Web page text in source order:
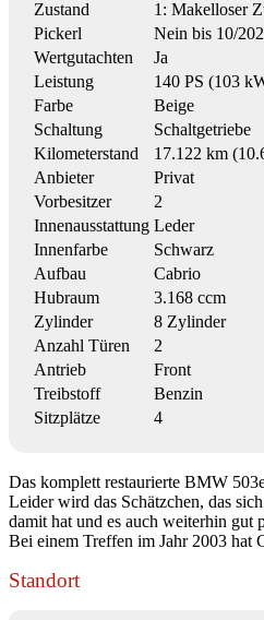
Zustand
1: Makelloser
Pickerl
Nein bis 10/
Wertgutachten
Ja
Leistung
140 PS (103
Farbe
Beige
Schaltung
Schaltgetriebe
Kilometerstand
17.122 km
Anbieter
Privat
Vorbesitzer
2
Innenausstattung Leder
Innenfarbe
Schwarz
Aufbau
Cabrio
Hubraum
3.168 ccm
Zylinder
8 Zylinder
Anzahl Türen
2
Antrieb
Front
Treibstoff
Benzin
Sitzplätze
4
Das komplett restaurierte BMW
Leider wird das Schätzchen, das
damit hat und es auch weiterhin gut
Bei einem Treffen im Jahr 2003 hat
Standort